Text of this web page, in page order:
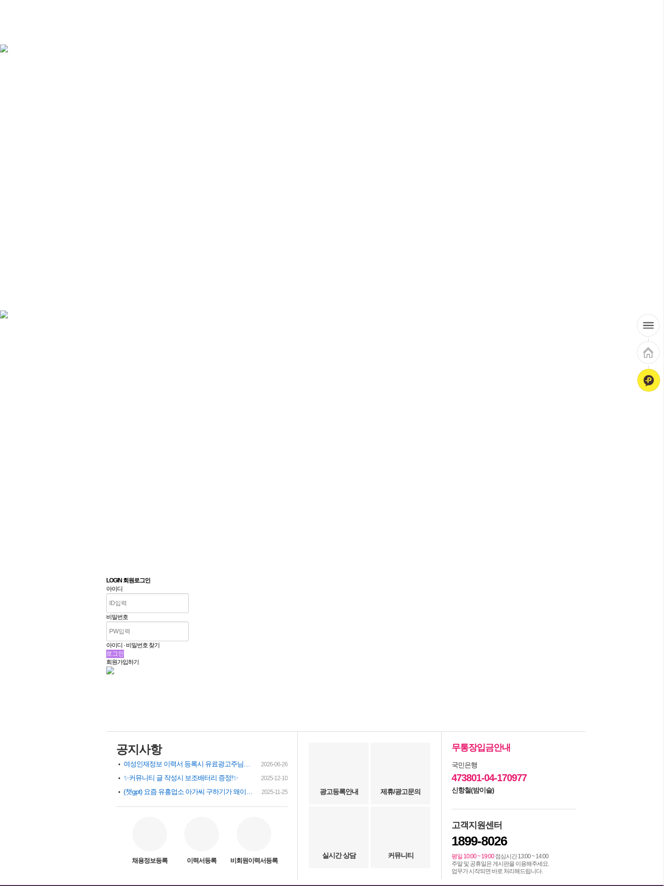
LOGIN 회원로그인
아이디
비밀번호
아이디 · 비밀번호 찾기
회원가입하기
공지사항
2026-06-26
✨커뮤니티 글 작성시 보조배터리 증정!✨ 2025-12-10
2025-11-25
채용정보등록 이력서등록 비회원이력서등록
광고등록안내 제휴/광고문의
실시간 상담 커뮤니티
무통장입금안내
국민은행
473801-04-170977
신항철(밤이슬)
고객지원센터
1899-8026
평일 10:00 ~ 19:00점심시간 13:00 ~ 14:00
주말 및 공휴일은 게시판을 이용해주세요.
업무가 시작되면 바로 처리해드립니다.